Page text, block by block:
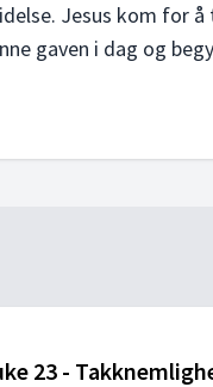
Jesus kom for å
gaven i dag og
23 -